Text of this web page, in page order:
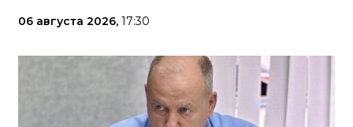
06 августа 2026, 17:30